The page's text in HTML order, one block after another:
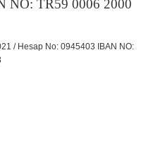
NO: TR59 0006 2000
/ Hesap No: 0945403 IBAN NO: